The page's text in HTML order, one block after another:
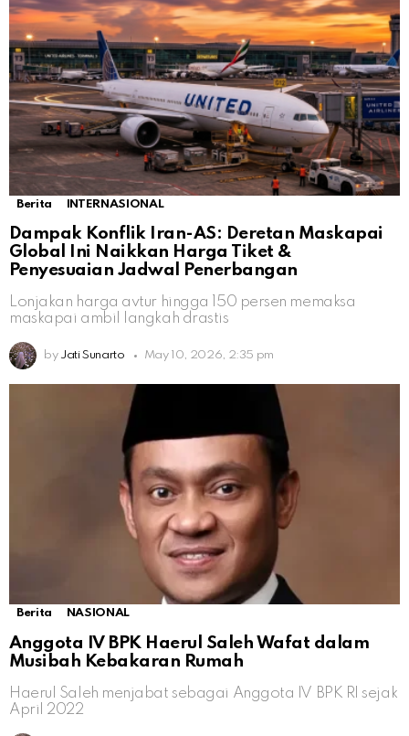
Berita INTERNASIONAL
Dampak Konflik Iran-AS: Deretan Maskapai
Global Ini Naikkan Harga Tiket &
Penyesuaian Jadwal Penerbangan
Lonjakan harga avtur hingga 150 persen memaksa
maskapai ambil langkah drastis
by Jati Sunarto May 10, 2026, 2:35 pm
Berita NASIONAL
Anggota IV BPK Haerul Saleh Wafat dalam
Musibah Kebakaran Rumah
Haerul Saleh menjabat sebagai Anggota IV BPK RI sejak
April 2022